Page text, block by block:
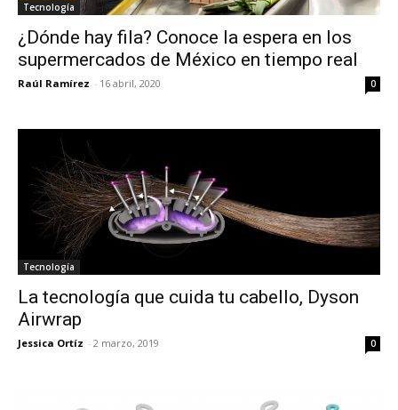
Tecnología
¿Dónde hay fila? Conoce la espera en los
supermercados de México en tiempo real
Raúl Ramírez - 16 abril, 2020 0
Tecnología
La tecnología que cuida tu cabello, Dyson
Airwrap
Jessica Ortíz - 2 marzo, 2019 0